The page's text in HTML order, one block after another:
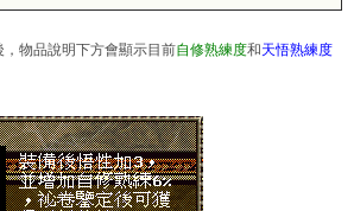
物品說明下方會顯示目前自修熟練度和天悟熟練度